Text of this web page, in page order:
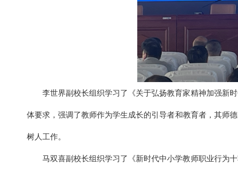
李世界副校长组织学习了《关于弘扬教育家精神加强新
体要求，强调了教师作为学生成长的引导者和教育者，其师
树人工作。
马双喜副校长组织学习了《新时代中小学教师职业行为